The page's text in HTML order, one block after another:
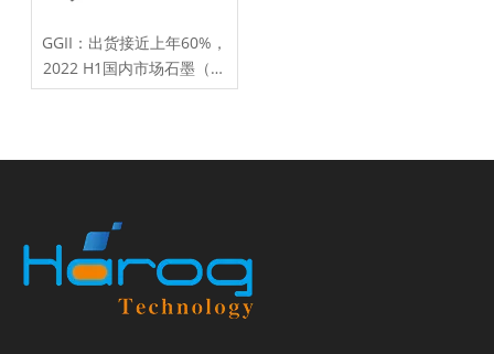
GGII：出货接近上年60%，
2022 H1国内市场石墨（含
复合）板出货TOP5